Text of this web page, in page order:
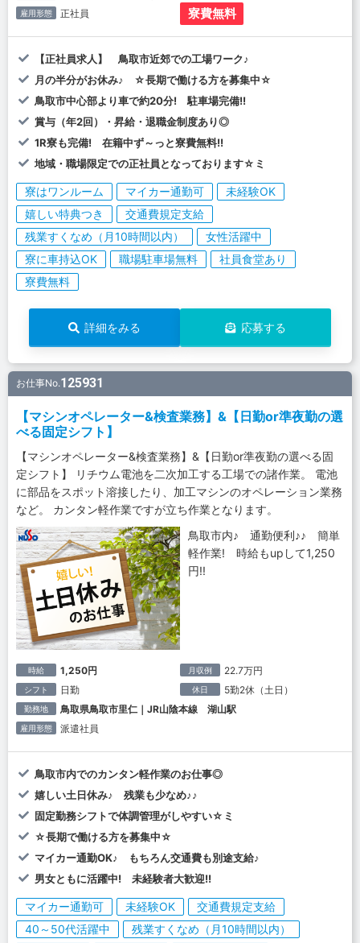
雇用形態 正社員 寮費無料
【正社員求人】 鳥取市近郊での工場ワーク♪
月の半分がお休み♪ ☆長期で働ける方を募集中☆
鳥取市中心部より車で約20分! 駐車場完備!!
賞与（年2回）・昇給・退職金制度あり◎
1R寮も完備! 在籍中ず～っと寮費無料!!
地域・職場限定での正社員となっております☆ミ
寮はワンルーム マイカー通勤可
未経験OK
嬉しい特典つき
交通費規定支給
残業すくなめ（月10時間以内）
女性活躍中
寮に車持込OK
職場駐車場無料
社員食堂あり
寮費無料
詳細をみる 応募する
お仕事No.125931
【マシンオペレーター&検査業務】&【日勤or準夜勤の選
べる固定シフト】
【マシンオペレーター&検査業務】&【日勤or準夜勤の選べる固
定シフト】 リチウム電池を二次加工する工場での諸作業。 電池
に部品をスポット溶接したり、加工マシンのオペレーション業務
など。 カンタン軽作業ですが立ち作業となります。
鳥取市内♪ 通勤便利♪♪ 簡単
軽作業! 時給もupして1,250
円!!
時給 1,250円 月収例 22.7万円
シフト 日勤 休日 5勤2休（土日）
勤務地 鳥取県鳥取市里仁｜JR山陰本線 湖山駅
雇用形態 派遣社員
鳥取市内でのカンタン軽作業のお仕事◎
嬉しい土日休み♪ 残業も少なめ♪♪
固定勤務シフトで体調管理がしやすい☆ミ
☆長期で働ける方を募集中☆
マイカー通勤OK♪ もちろん交通費も別途支給♪
男女ともに活躍中! 未経験者大歓迎!!
マイカー通勤可 未経験OK
交通費規定支給
40～50代活躍中
残業すくなめ（月10時間以内）